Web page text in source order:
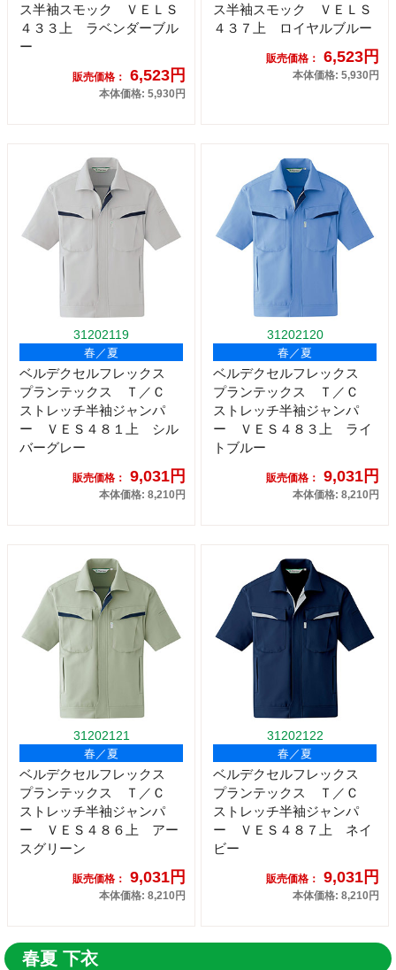
ス半袖スモック ＶＥＬＳ
４３３上 ラベンダーブル
ー
販売価格： 6,523円
本体価格: 5,930円
ス半袖スモック ＶＥＬＳ
４３７上 ロイヤルブルー
販売価格： 6,523円
本体価格: 5,930円
31202119
春／夏
ベルデクセルフレックス
プランテックス Ｔ／Ｃ
ストレッチ半袖ジャンパ
ー ＶＥＳ４８１上 シル
バーグレー
販売価格： 9,031円
本体価格: 8,210円
31202120
春／夏
ベルデクセルフレックス
プランテックス Ｔ／Ｃ
ストレッチ半袖ジャンパ
ー ＶＥＳ４８３上 ライ
トブルー
販売価格： 9,031円
本体価格: 8,210円
31202121
春／夏
ベルデクセルフレックス
プランテックス Ｔ／Ｃ
ストレッチ半袖ジャンパ
ー ＶＥＳ４８６上 アー
スグリーン
販売価格： 9,031円
本体価格: 8,210円
31202122
春／夏
ベルデクセルフレックス
プランテックス Ｔ／Ｃ
ストレッチ半袖ジャンパ
ー ＶＥＳ４８７上 ネイ
ビー
販売価格： 9,031円
本体価格: 8,210円
春夏 下衣